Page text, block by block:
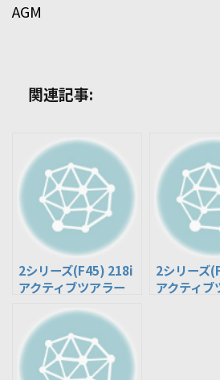
AGM
関連記事:
2シリーズ(F45) 218i
アクティブツアラー
2シリーズ
アクティブ